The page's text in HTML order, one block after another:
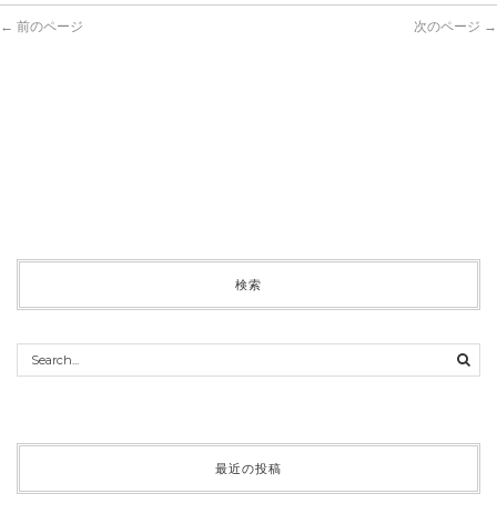
← 前のページ 次のページ →
検索
最近の投稿